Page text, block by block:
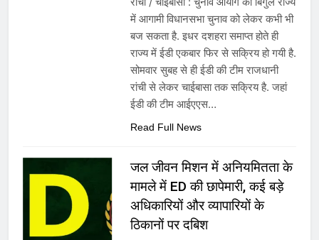
में आगामी विधानसभा चुनाव को लेकर कभी भी
बज सकता है. इधर दशहरा समाप्त होते ही
राज्य में ईडी एकबार फिर से सक्रिय हो गयी है.
सोमवार सुबह से ही ईडी की टीम राजधानी
रांची से लेकर चाईबासा तक सक्रिय है. जहां
ईडी की टीम आईएएस…
Read Full News
जल जीवन मिशन में अनियमितता के
मामले में ED की छापेमारी, कई बड़े
अधिकारियों और व्यापारियों के
ठिकानों पर दबिश